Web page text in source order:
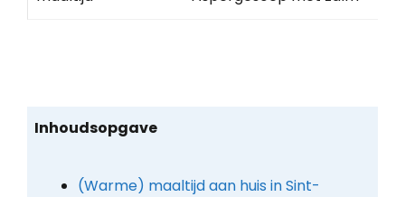
Inhoudsopgave
(Warme) maaltijd aan huis in Sint-